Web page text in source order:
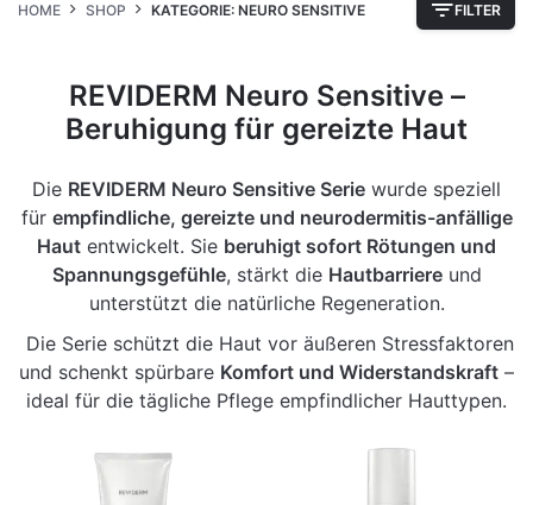
HOME SHOP KATEGORIE: NEURO SENSITIVE FILTER
REVIDERM Neuro Sensitive –
Beruhigung für gereizte Haut
Die REVIDERM Neuro Sensitive Serie wurde speziell
für empfindliche, gereizte und neurodermitis-anfällige
Haut entwickelt. Sie beruhigt sofort Rötungen und
Spannungsgefühle, stärkt die Hautbarriereund
unterstützt die natürliche Regeneration.
Die Serie schützt die Haut vor äußeren Stressfaktoren
und schenkt spürbare Komfort und Widerstandskraft –
ideal für die tägliche Pflege empfindlicher Hauttypen.